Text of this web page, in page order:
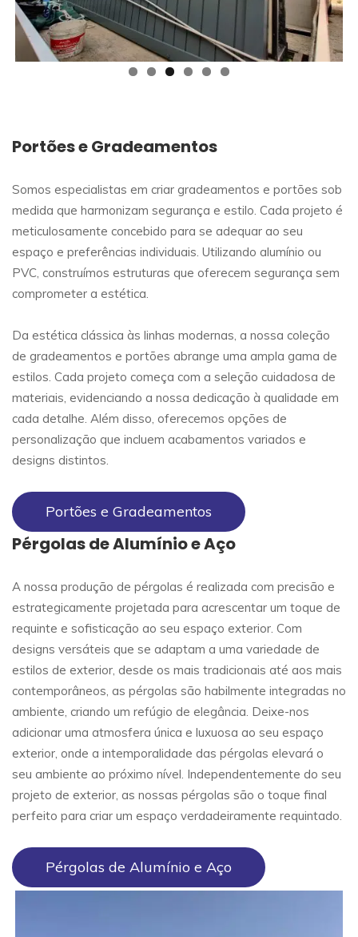
Portões e Gradeamentos
Somos especialistas em criar gradeamentos e portões sob
medida que harmonizam segurança e estilo. Cada projeto é
meticulosamente concebido para se adequar ao seu
espaço e preferências individuais. Utilizando alumínio ou
PVC, construímos estruturas que oferecem segurança sem
comprometer a estética.
Da estética clássica às linhas modernas, a nossa coleção
de gradeamentos e portões abrange uma ampla gama de
estilos. Cada projeto começa com a seleção cuidadosa de
materiais, evidenciando a nossa dedicação à qualidade em
cada detalhe. Além disso, oferecemos opções de
personalização que incluem acabamentos variados e
designs distintos.
Portões e Gradeamentos
Pérgolas de Alumínio e Aço
A nossa produção de pérgolas é realizada com precisão e
estrategicamente projetada para acrescentar um toque de
requinte e sofisticação ao seu espaço exterior. Com
designs versáteis que se adaptam a uma variedade de
estilos de exterior, desde os mais tradicionais até aos mais
contemporâneos, as pérgolas são habilmente integradas no
ambiente, criando um refúgio de elegância. Deixe-nos
adicionar uma atmosfera única e luxuosa ao seu espaço
exterior, onde a intemporalidade das pérgolas elevará o
seu ambiente ao próximo nível. Independentemente do seu
projeto de exterior, as nossas pérgolas são o toque final
perfeito para criar um espaço verdadeiramente requintado.
Pérgolas de Alumínio e Aço